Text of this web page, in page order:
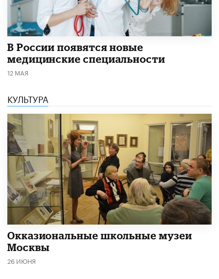
В России появятся новые
медицинские специальности
12 МАЯ
КУЛЬТУРА
​Окказиональные школьные музеи
Москвы
26 ИЮНЯ